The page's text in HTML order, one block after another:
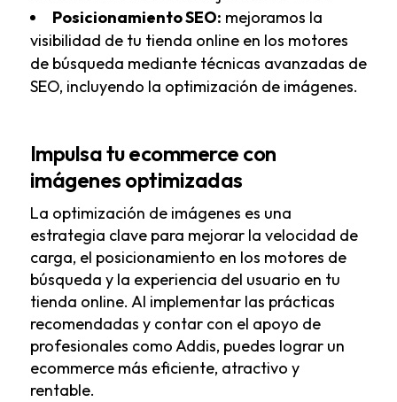
Posicionamiento SEO: mejoramos la
visibilidad de tu tienda online en los motores
de búsqueda mediante técnicas avanzadas de
SEO, incluyendo la optimización de imágenes.
Impulsa tu ecommerce con
imágenes optimizadas
La optimización de imágenes es una
estrategia clave para mejorar la velocidad de
carga, el posicionamiento en los motores de
búsqueda y la experiencia del usuario en tu
tienda online. Al implementar las prácticas
recomendadas y contar con el apoyo de
profesionales como Addis, puedes lograr un
ecommerce más eficiente, atractivo y
rentable.